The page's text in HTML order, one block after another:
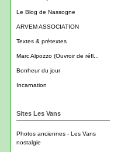
Le Blog de Nassogne
ARVEM ASSOCIATION
Textes & prétextes
Marc Alpozzo (Ouvroir de réfl...
Bonheur du jour
Incarnation
Sites Les Vans
Photos anciennes - Les Vans
nostalgie